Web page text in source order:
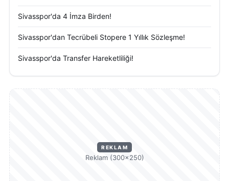
Sivasspor'da 4 İmza Birden!
Sivasspor'dan Tecrübeli Stopere 1 Yıllık Sözleşme!
Sivasspor'da Transfer Hareketliliği!
REKLAM
Reklam (300×250)